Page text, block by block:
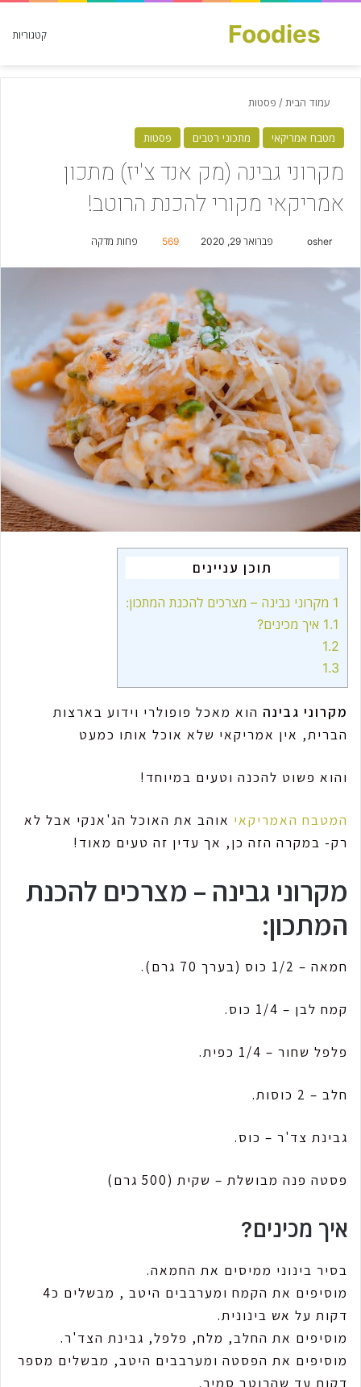
קטגוריות Foodies
חפש עבור
עמוד הבית / פסטות
מטבח אמריקאי מתכוני רטבים פסטות
מקרוני גבינה (מק אנד צ'יז) מתכון
אמריקאי מקורי להכנת הרוטב!
osher
n
e
m
a
i
l
פברואר 29, 2020 569 פחות מדקה
תוכן עניינים
1 מקרוני גבינה – מצרכים להכנת המתכון:
1.1 איך מכינים?
1.2
1.3
מקרוני גבינה הוא מאכל פופולרי וידוע בארצות
הברית, אין אמריקאי שלא אוכל אותו כמעט
והוא פשוט להכנה וטעים במיוחד!
המטבח האמריקאי אוהב את האוכל הג'אנקי אבל לא
רק- במקרה הזה כן, אך עדין זה טעים מאוד!
מקרוני גבינה – מצרכים להכנת
המתכון:
חמאה – 1/2 כוס (בערך 70 גרם).
קמח לבן – 1/4 כוס.
פלפל שחור – 1/4 כפית.
חלב – 2 כוסות.
גבינת צד'ר – כוס.
פסטה פנה מבושלת – שקית (500 גרם)
איך מכינים?
בסיר בינוני ממיסים את החמאה.
מוסיפים את הקמח ומערבבים היטב , מבשלים כ4
דקות על אש בינונית.
מוסיפים את החלב, מלח, פלפל, גבינת הצד'ר.
מוסיפים את הפסטה ומערבבים היטב, מבשלים מספר
דקות עד שהרוטב סמיך.